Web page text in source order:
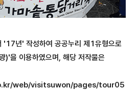
'17년' 작성하여 공공누리 제1유형으로
)'을 이용하였으며, 해당 저작물은
web/visitsuwon/pages/tour05